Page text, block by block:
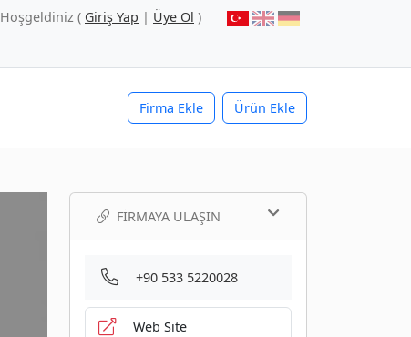
Hoşgeldiniz ( Giriş Yap | Üye Ol )
Firma Ekle Ürün Ekle
FIRMAYA ULAŞIN
+90 533 5220028
Web Site